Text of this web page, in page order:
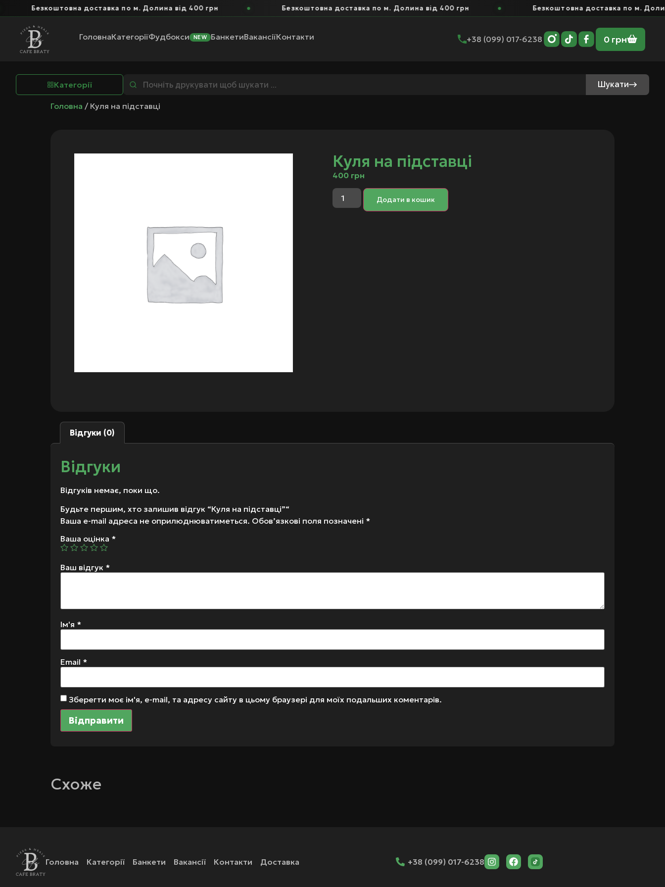
Безкоштовна доставка по м. Долина від 400 грн Безкоштовна доставка по м. Долина від 400 грн Безкоштовна доставка по м. Долина
ГоловнаКатегоріїФудбокси NEW БанкетиВакансіїКонтакти +38 (099) 017-6238 0 грн
Категорії Шукати
Головна / Куля на підставці
Куля на підставці
400 грн
Додати в кошик
Відгуки (0)
Відгуки
Відгуків немає, поки що.
Будьте першим, хто залишив відгук “Куля на підставці”“
Ваша e-mail адреса не оприлюднюватиметься. Обов’язкові поля позначені *
Ваша оцінка *
Ваш відгук *
Ім'я *
Email *
Зберегти моє ім'я, e-mail, та адресу сайту в цьому браузері для моїх подальших коментарів.
Схоже
Головна Категорії Банкети Вакансії Контакти Доставка +38 (099) 017-6238